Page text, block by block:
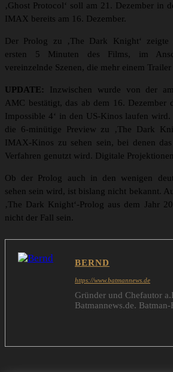
‚Ghost Protocol‘ soll am 21. Dezember in
IMAX bereits am 16. Dezember.
Der Prolog zu ‚The Dark Knight‘ zeigte
ersten 5 Minuten des Films, im
vereinzelnde Szenen, die mehr einem Trailer
UPDATE:
Inzwischen wurde von der
AMC bestätigt, das ab dem 16. Dezember
Impossible 4‘ in den US-Kinos laufen
die 6-minütige Preview zu ‚The Dark
IMAX-Kinos zu sehen sein, bei denen
Verfahren genutzt wird. Digitale
Ob der Prolog auch in den wenigen
sehen sein wird, ist bislang nicht bekannt.
‚The Dark Knight‘-Prolog aus dem Jahr
nicht der Fall sein.
BERND
https://www.batmannews.de
Gründer und Chefautor
Batmannews.de.